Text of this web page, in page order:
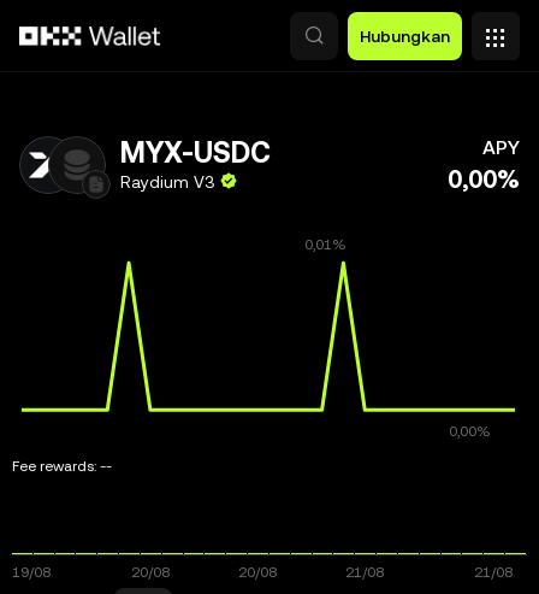
Hubungkan
MYX-USDC
Raydium V3
APY
0,00%
Fee rewards: --